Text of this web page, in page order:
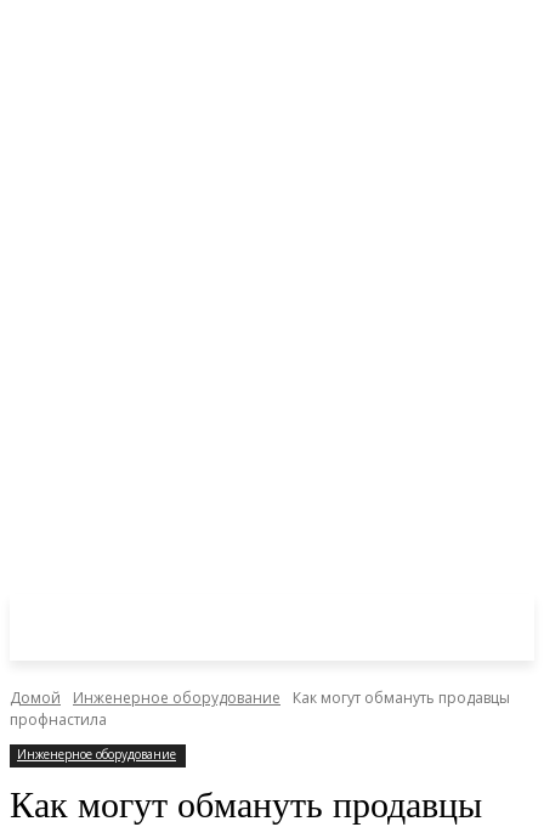
Домой Инженерное оборудование
Как могут обмануть продавцы
профнастила
Инженерное оборудование
Как могут обмануть продавцы